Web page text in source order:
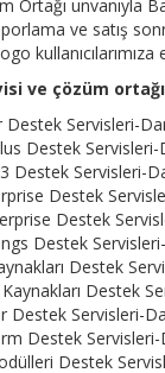
Ortağı unvanıyla
ve satış
ve çözüm
Servisleri-
Destek Servisleri-
Destek Servisleri-
Destek
Destek
Destek
Destek
Destek
Destek Servisleri-
Destek Servisleri-
Destek